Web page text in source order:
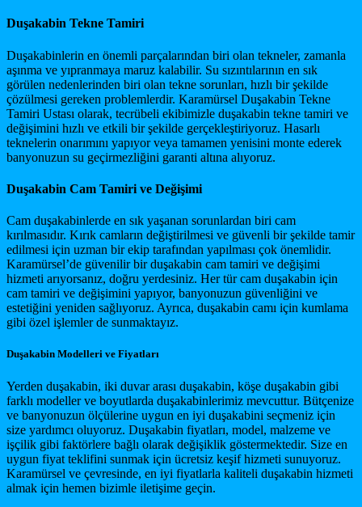
Duşakabin Tekne Tamiri
Duşakabinlerin en önemli parçalarından biri olan tekneler, zamanla
aşınma ve yıpranmaya maruz kalabilir. Su sızıntılarının en sık
görülen nedenlerinden biri olan tekne sorunları, hızlı bir şekilde
çözülmesi gereken problemlerdir. Karamürsel Duşakabin Tekne
Tamiri Ustası olarak, tecrübeli ekibimizle duşakabin tekne tamiri ve
değişimini hızlı ve etkili bir şekilde gerçekleştiriyoruz. Hasarlı
teknelerin onarımını yapıyor veya tamamen yenisini monte ederek
banyonuzun su geçirmezliğini garanti altına alıyoruz.
Duşakabin Cam Tamiri ve Değişimi
Cam duşakabinlerde en sık yaşanan sorunlardan biri cam
kırılmasıdır. Kırık camların değiştirilmesi ve güvenli bir şekilde tamir
edilmesi için uzman bir ekip tarafından yapılması çok önemlidir.
Karamürsel’de güvenilir bir duşakabin cam tamiri ve değişimi
hizmeti arıyorsanız, doğru yerdesiniz. Her tür cam duşakabin için
cam tamiri ve değişimini yapıyor, banyonuzun güvenliğini ve
estetiğini yeniden sağlıyoruz. Ayrıca, duşakabin camı için kumlama
gibi özel işlemler de sunmaktayız.
Duşakabin Modelleri ve Fiyatları
Yerden duşakabin, iki duvar arası duşakabin, köşe duşakabin gibi
farklı modeller ve boyutlarda duşakabinlerimiz mevcuttur. Bütçenize
ve banyonuzun ölçülerine uygun en iyi duşakabini seçmeniz için
size yardımcı oluyoruz. Duşakabin fiyatları, model, malzeme ve
işçilik gibi faktörlere bağlı olarak değişiklik göstermektedir. Size en
uygun fiyat teklifini sunmak için ücretsiz keşif hizmeti sunuyoruz.
Karamürsel ve çevresinde, en iyi fiyatlarla kaliteli duşakabin hizmeti
almak için hemen bizimle iletişime geçin.